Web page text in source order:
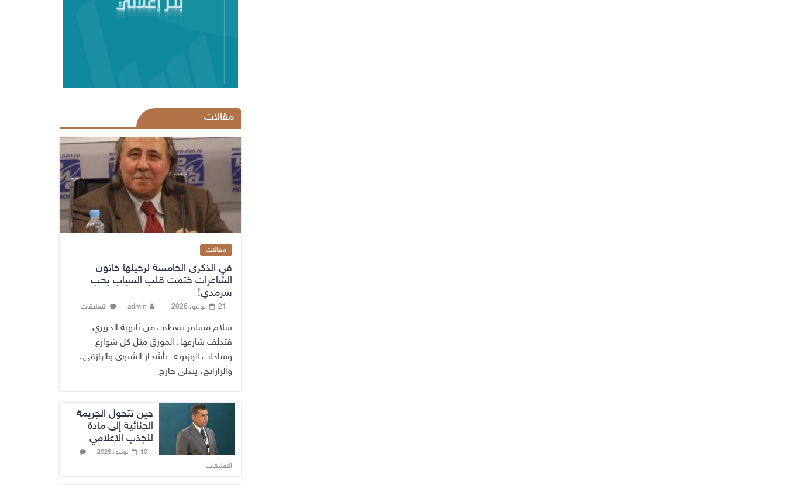
مقالات
مقالات
في الذكرى الخامسة لرحيلها خاتون
الشاعرات ختمت قلب السياب بحب
سرمدي!
21 يونيو، 2026 admin التعليقات
سلام مسافر تنعطف من ثانوية الحريري
فتدلف شارعها، المورق مثل كل شوارع
وساحات الوزيرية، بأشجار الشبوي والرازقي،
والرارانج، يتدلى خارج
حين تتحول الجريمة
الجنائية إلى مادة
للجذب الاعلامي
10 يونيو، 2026
التعليقات